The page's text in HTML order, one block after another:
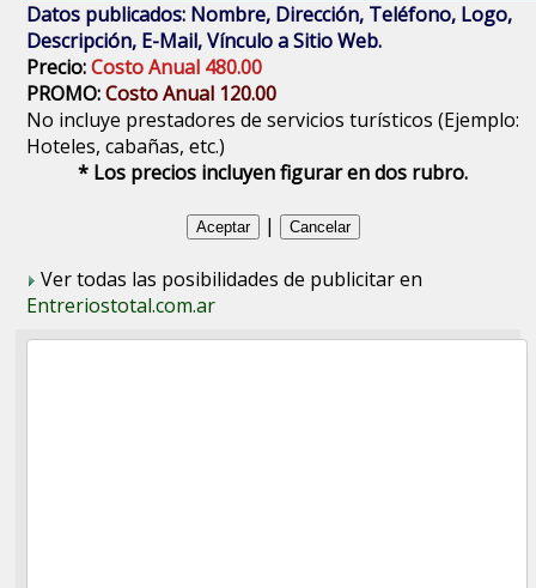
Datos publicados: Nombre, Dirección, Teléfono, Logo,
Descripción, E-Mail, Vínculo a Sitio Web.
Precio:Costo Anual 480.00
PROMO:Costo Anual 120.00
No incluye prestadores de servicios turísticos (Ejemplo:
Hoteles, cabañas, etc.)
* Los precios incluyen figurar en dos rubro.
|
Ver todas las posibilidades de publicitar en
Entreriostotal.com.ar